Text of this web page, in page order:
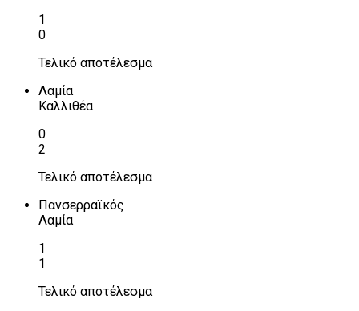
1
0
Τελικό αποτέλεσμα
Λαμία
Καλλιθέα
0
2
Τελικό αποτέλεσμα
Πανσερραϊκός
Λαμία
1
1
Τελικό αποτέλεσμα